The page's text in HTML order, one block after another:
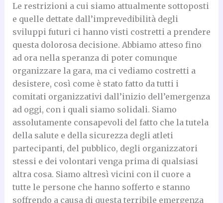
Le restrizioni a cui siamo attualmente sottoposti
e quelle dettate dall’imprevedibilità degli
sviluppi futuri ci hanno visti costretti a prendere
questa dolorosa decisione. Abbiamo atteso fino
ad ora nella speranza di poter comunque
organizzare la gara, ma ci vediamo costretti a
desistere, così come è stato fatto da tutti i
comitati organizzativi dall’inizio dell’emergenza
ad oggi, con i quali siamo solidali. Siamo
assolutamente consapevoli del fatto che la tutela
della salute e della sicurezza degli atleti
partecipanti, del pubblico, degli organizzatori
stessi e dei volontari venga prima di qualsiasi
altra cosa. Siamo altresì vicini con il cuore a
tutte le persone che hanno sofferto e stanno
soffrendo a causa di questa terribile emergenza